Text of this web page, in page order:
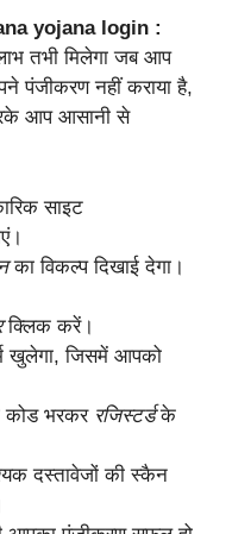
yojana login :
तभी मिलेगा जब आप
पंजीकरण नहीं कराया है,
आप आसानी से
साइट
का विकल्प दिखाई देगा।
क्लिक करें।
खुलेगा, जिसमें आपको
कोड भरकर रजिस्टर्डके
दस्तावेजों की स्कैन